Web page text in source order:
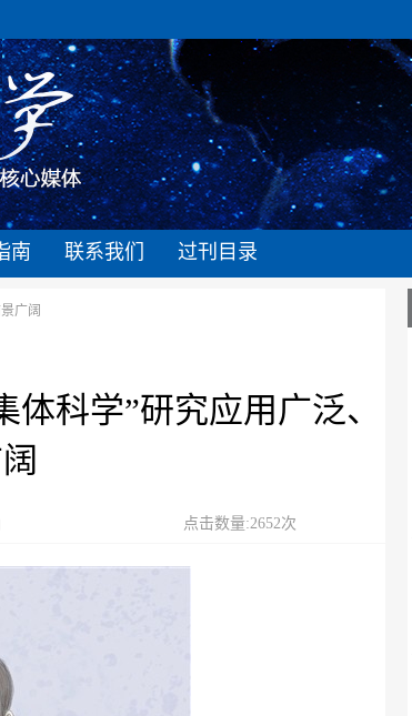
南 联系我们 过刊目录
广阔
科学”研究应用广泛、
点击数量:2652次